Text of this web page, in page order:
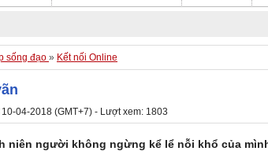
sống đạo » Kết nối Online
04-2018 (GMT+7) - Lượt xem: 1803
niên người không ngừng kể lể nỗi khổ của